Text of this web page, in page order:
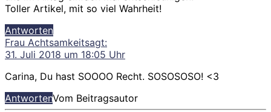
Toller Artikel, mit so viel Wahrheit!
Antworten
Frau Achtsamkeitsagt:
31. Juli 2018 um 18:05 Uhr
Carina, Du hast SOOOO Recht. SOSOSOSO! <3
AntwortenVom Beitragsautor